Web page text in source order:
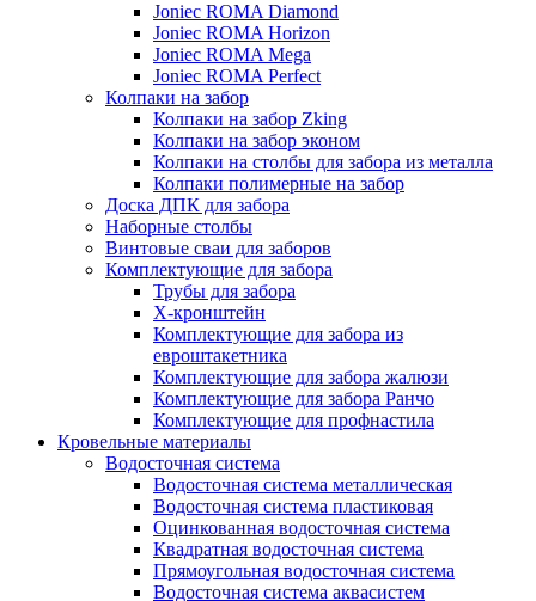
Joniec ROMA Diamond
Joniec ROMA Horizon
Joniec ROMA Mega
Joniec ROMA Perfect
Колпаки на забор
Колпаки на забор Zking
Колпаки на забор эконом
Колпаки на столбы для забора из металла
Колпаки полимерные на забор
Доска ДПК для забора
Наборные столбы
Винтовые сваи для заборов
Комплектующие для забора
Трубы для забора
Х-кронштейн
Комплектующие для забора из
евроштакетника
Комплектующие для забора жалюзи
Комплектующие для забора Ранчо
Комплектующие для профнастила
Кровельные материалы
Водосточная система
Водосточная система металлическая
Водосточная система пластиковая
Оцинкованная водосточная система
Квадратная водосточная система
Прямоугольная водосточная система
Водосточная система аквасистем